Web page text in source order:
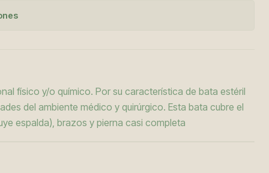
físico y/o químico. Por su característica de bata estéril
del ambiente médico y quirúrgico. Esta bata cubre el
espalda), brazos y pierna casi completa